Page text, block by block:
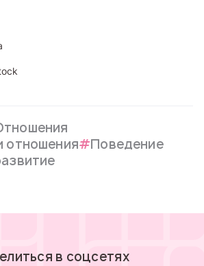
отношения
Поведение
в соцсетях